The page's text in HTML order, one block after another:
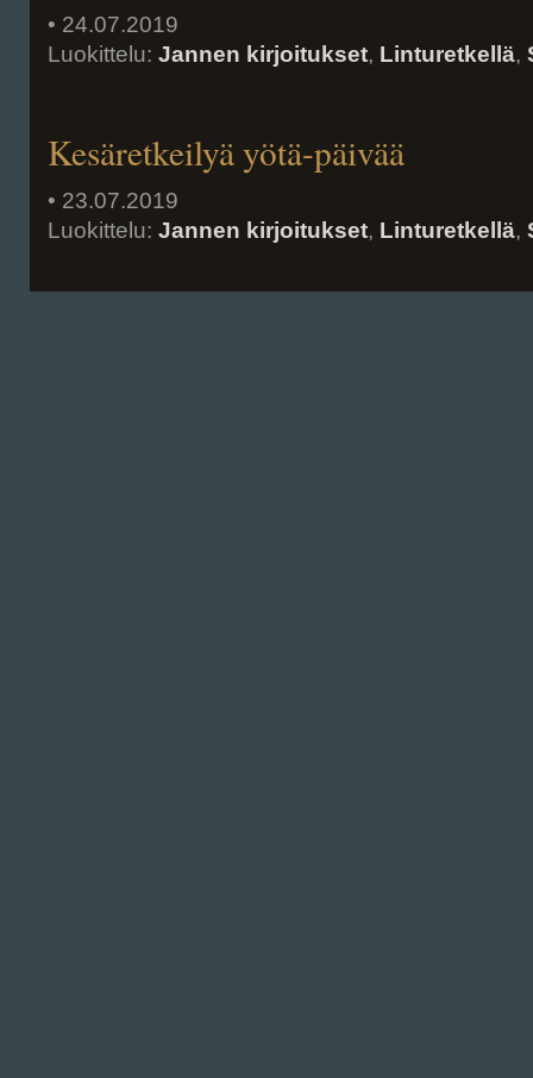
• 24.07.2019
Luokittelu: Jannen kirjoitukset, Linturetkellä,
Kesäretkeilyä yötä-päivää
• 23.07.2019
Luokittelu: Jannen kirjoitukset, Linturetkellä,